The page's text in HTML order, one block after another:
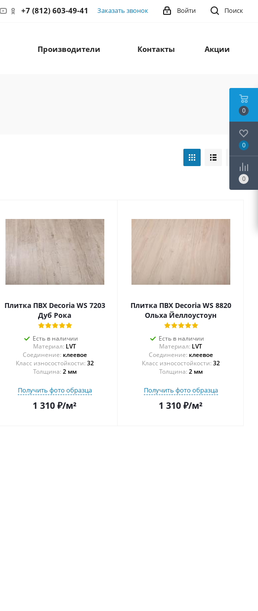
Поиск
Войти
+7 (812) 603-49-41 Заказать звонок
Производители Контакты Акции
Плитка ПВХ Decoria WS 7203
Дуб Рока
Есть в наличии
Материал: LVT
Соединение: клеевое
32
Толщина: 2 мм
Получить фото образца
1 310 ₽/м²
Плитка ПВХ Decoria WS 8820
Ольха Йеллоустоун
Есть в наличии
Материал: LVT
Соединение: клеевое
32
Толщина: 2 мм
Получить фото образца
1 310 ₽/м²
0
0
0